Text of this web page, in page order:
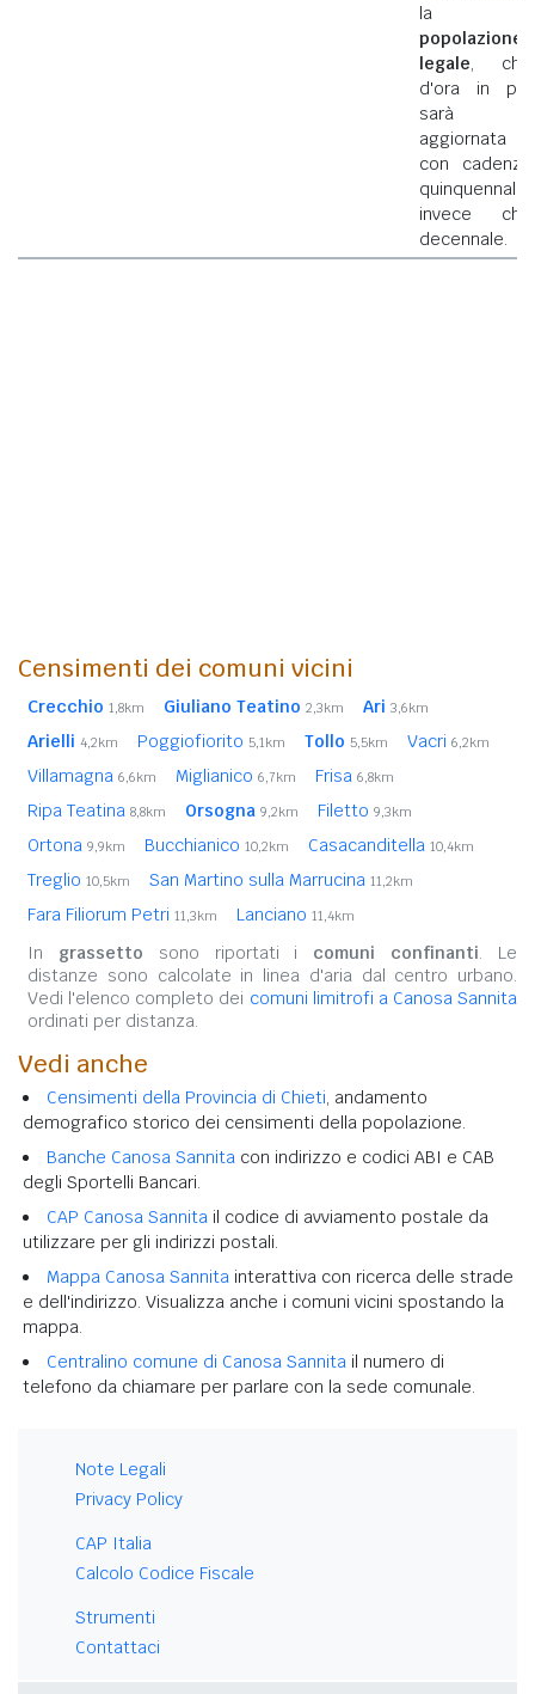
la
popolazione
legale, che
d'ora in poi
sarà
aggiornata
con cadenza
quinquennale
invece che
decennale.
Censimenti dei comuni vicini
Crecchio 1,8km Giuliano Teatino 2,3km Ari 3,6km
Arielli 4,2km Poggiofiorito 5,1km Tollo 5,5km Vacri 6,2km
Villamagna 6,6km Miglianico 6,7km Frisa 6,8km
Ripa Teatina 8,8km Orsogna 9,2km Filetto 9,3km
Ortona 9,9km Bucchianico 10,2km Casacanditella 10,4km
Treglio 10,5km San Martino sulla Marrucina 11,2km
Fara Filiorum Petri 11,3km Lanciano 11,4km
In grassetto sono riportati i comuni confinanti. Le
distanze sono calcolate in linea d'aria dal centro urbano.
Vedi l'elenco completo dei comuni limitrofi a Canosa Sannita
ordinati per distanza.
Vedi anche
Censimenti della Provincia di Chieti, andamento
demografico storico dei censimenti della popolazione.
Banche Canosa Sannita con indirizzo e codici ABI e CAB
degli Sportelli Bancari.
CAP Canosa Sannita il codice di avviamento postale da
utilizzare per gli indirizzi postali.
Mappa Canosa Sannita interattiva con ricerca delle strade
e dell'indirizzo. Visualizza anche i comuni vicini spostando la
mappa.
Centralino comune di Canosa Sannita il numero di
telefono da chiamare per parlare con la sede comunale.
Note Legali
Privacy Policy
CAP Italia
Calcolo Codice Fiscale
Strumenti
Contattaci